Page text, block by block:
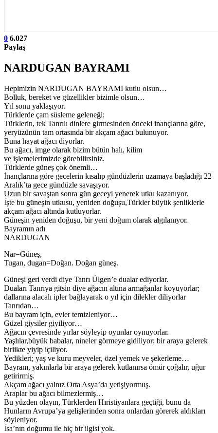
0 6.027
Paylaş
NARDUGAN BAYRAMI
Hepimizin NARDUGAN BAYRAMI kutlu olsun…
Bolluk, bereket ve güzellikler bizimle olsun…
Yıl sonu yaklaşıyor.
Türklerde çam süsleme geleneği;
Türklerin, tek Tanrılı dinlere girmesinden önceki inançlarına göre,
yeryüzünün tam ortasında bir akçam ağacı bulunuyor.
Buna hayat ağacı diyorlar.
Bu ağacı, imge olarak bizim bütün halı, kilim
ve işlemelerimizde görebilirsiniz.
Türklerde güneş çok önemli…
İnançlarına göre gecelerin kısalıp gündüzlerin uzamaya başladığı 22
Aralık’ta gece gündüzle savaşıyor.
Uzun bir savaştan sonra gün geceyi yenerek utku kazanıyor.
İşte bu güneşin utkusu, yeniden doğuşu,Türkler büyük şenliklerle
akçam ağacı altında kutluyorlar.
Güneşin yeniden doğuşu, bir yeni doğum olarak algılanıyor.
Bayramın adı
NARDUGAN
Nar=Güneş,
Tugan, dugan=Doğan. Doğan güneş.
Güneşi geri verdi diye Tanrı Ülgen’e dualar ediyorlar.
Duaları Tanrıya gitsin diye ağacın altına armağanlar koyuyorlar;
dallarına alacalı ipler bağlayarak o yıl için dilekler diliyorlar
Tanrıdan…
Bu bayram için, evler temizleniyor…
Güzel giysiler giyiliyor…
Ağacın çevresinde yırlar söyleyip oyunlar oynuyorlar.
Yaşlılar,büyük babalar, nineler görmeye gidiliyor; bir araya gelerek
birlikte yiyip içiliyor.
Yedikleri; yaş ve kuru meyveler, özel yemek ve şekerleme…
Bayram, yakınlarla bir araya gelerek kutlanırsa ömür çoğalır, uğur
getirirmiş.
Akçam ağacı yalnız Orta Asya’da yetişiyormuş.
Araplar bu ağacı bilmezlermiş…
Bu yüzden olayın, Türklerden Hıristiyanlara geçtiği, bunu da
Hunların Avrupa’ya gelişlerinden sonra onlardan görerek aldıkları
söyleniyor.
İsa’nın doğumu ile hiç bir ilgisi yok.